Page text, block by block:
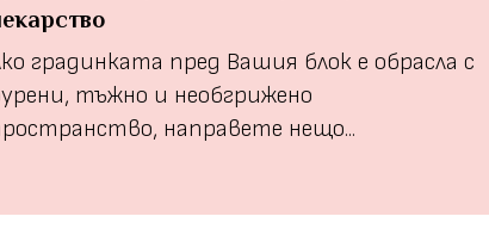
градинката пред Вашия блок е обраслa с
тъжно и необгрижено
направете нещо...